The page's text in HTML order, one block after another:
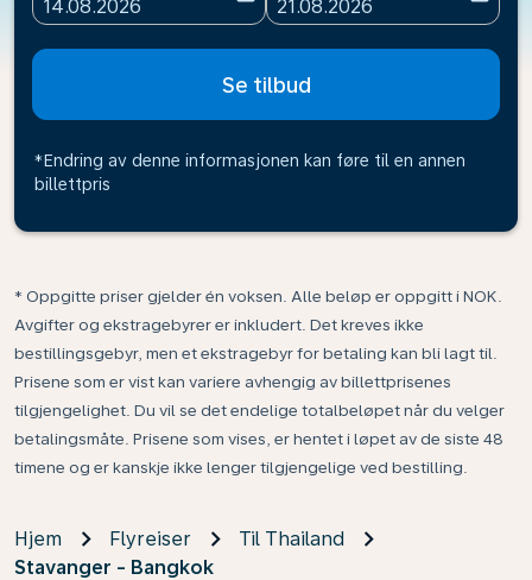
fc-booking-departure-date-aria-label
14.08.2026
fc-booking-return-date-
21.08.2026
Se tilbud
*Endring av denne informasjonen kan føre til en annen
billettpris
* Oppgitte priser gjelder én voksen. Alle beløp er oppgitt i NOK.
Avgifter og ekstragebyrer er inkludert. Det kreves ikke
bestillingsgebyr, men et ekstragebyr for betaling kan bli lagt til.
Prisene som er vist kan variere avhengig av billettprisenes
tilgjengelighet. Du vil se det endelige totalbeløpet når du velger
betalingsmåte. Prisene som vises, er hentet i løpet av de siste 48
timene og er kanskje ikke lenger tilgjengelige ved bestilling.
Hjem Flyreiser
Til Thailand
Stavanger - Bangkok